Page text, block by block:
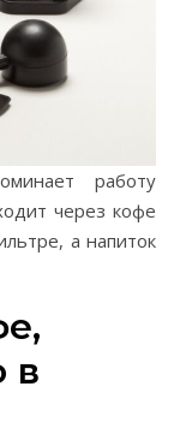
работу
через кофе
а напиток
в